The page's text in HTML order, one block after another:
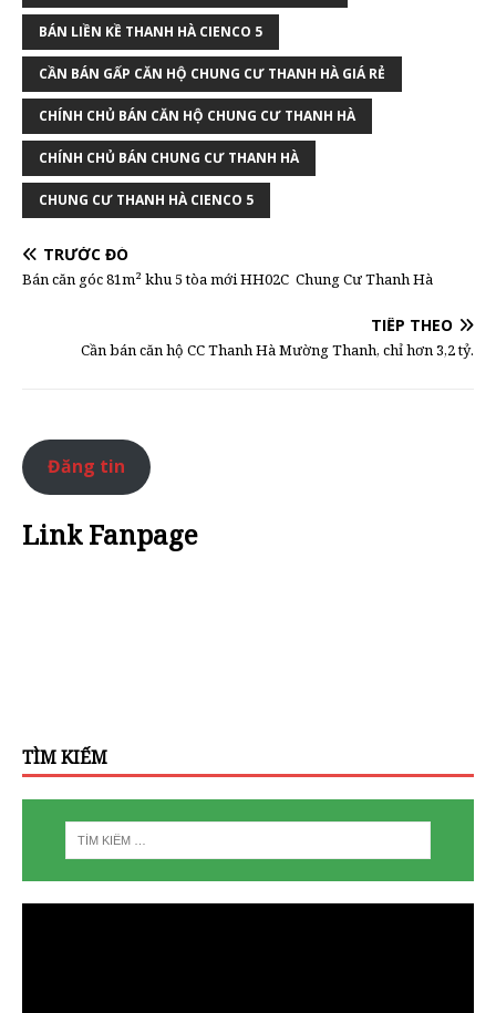
BÁN LIỀN KỀ THANH HÀ CIENCO 5
CẦN BÁN GẤP CĂN HỘ CHUNG CƯ THANH HÀ GIÁ RẺ
CHÍNH CHỦ BÁN CĂN HỘ CHUNG CƯ THANH HÀ
CHÍNH CHỦ BÁN CHUNG CƯ THANH HÀ
CHUNG CƯ THANH HÀ CIENCO 5
TRƯỚC ĐÓ
Bán căn góc 81m² khu 5 tòa mới HH02C Chung Cư Thanh Hà
TIẾP THEO
Cần bán căn hộ CC Thanh Hà Mường Thanh, chỉ hơn 3,2 tỷ.
Đăng tin
Link Fanpage
TÌM KIẾM